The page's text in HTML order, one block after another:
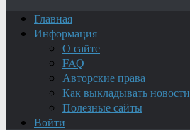
Главная
Информация
О сайте
FAQ
Авторские права
Как выкладывать новости
Полезные сайты
Войти